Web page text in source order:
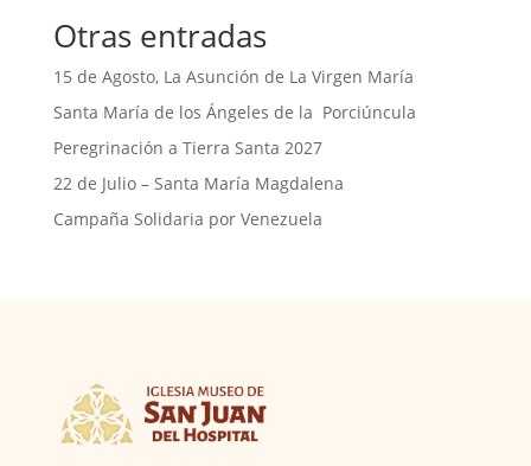
Otras entradas
15 de Agosto, La Asunción de La Virgen María
Santa María de los Ángeles de la Porciúncula
Peregrinación a Tierra Santa 2027
22 de Julio – Santa María Magdalena
Campaña Solidaria por Venezuela